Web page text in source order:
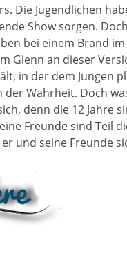
Die Jugendlichen
Show sorgen.
bei einem Brand
Glenn an dieser
in der dem Jungen
der Wahrheit. Doch
denn die 12
Freunde sind Teil
und seine Freunde